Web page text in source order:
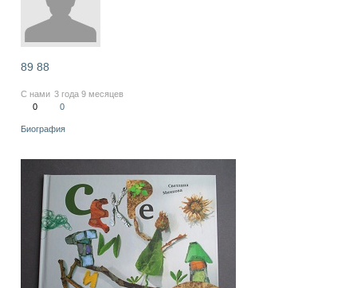
89 88
С нами 3 года 9 месяцев
0
0
Биография